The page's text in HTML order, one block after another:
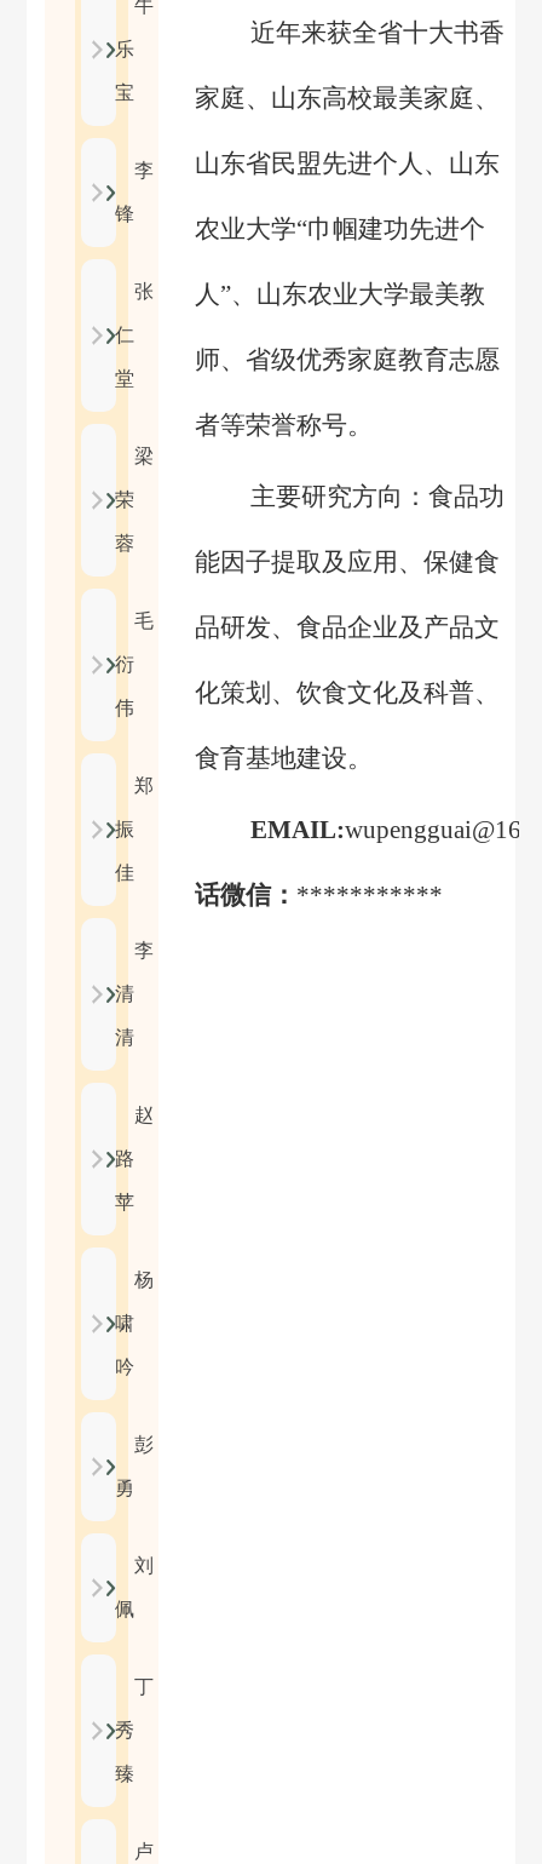
牛
乐
宝
李
锋
张
仁
堂
梁
荣
蓉
毛
衍
伟
郑
振
佳
李
清
清
赵
路
苹
杨
啸
吟
彭
勇
刘
佩
丁
秀
臻
卢
近年来获全省十大书香
家庭、山东高校最美家庭、
山东省民盟先进个人、山东
农业大学“巾帼建功先进个
人”、山东农业大学最美教
师、省级优秀家庭教育志愿
者等荣誉称号。
主要研究方向：食品功
能因子提取及应用、保健食
品研发、食品企业及产品文
化策划、饮食文化及科普、
食育基地建设。
EMAIL:
话微信： ***********